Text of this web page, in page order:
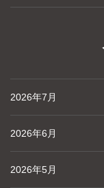
2026年7月
2026年6月
2026年5月